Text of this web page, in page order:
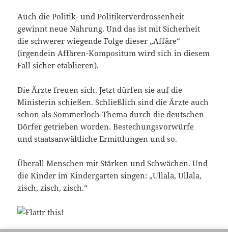
Auch die Politik- und Politikerverdrossenheit
gewinnt neue Nahrung. Und das ist mit Sicherheit
die schwerer wiegende Folge dieser „Affäre“
(irgendein Affären-Kompositum wird sich in diesem
Fall sicher etablieren).
Die Ärzte freuen sich. Jetzt dürfen sie auf die
Ministerin schießen. Schließlich sind die Ärzte auch
schon als Sommerloch-Thema durch die deutschen
Dörfer getrieben worden. Bestechungsvorwürfe
und staatsanwältliche Ermittlungen und so.
Überall Menschen mit Stärken und Schwächen. Und
die Kinder im Kindergarten singen: „Ullala, Ullala,
zisch, zisch, zisch.“